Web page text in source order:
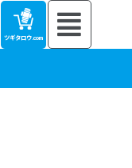
ツギタロウ.com